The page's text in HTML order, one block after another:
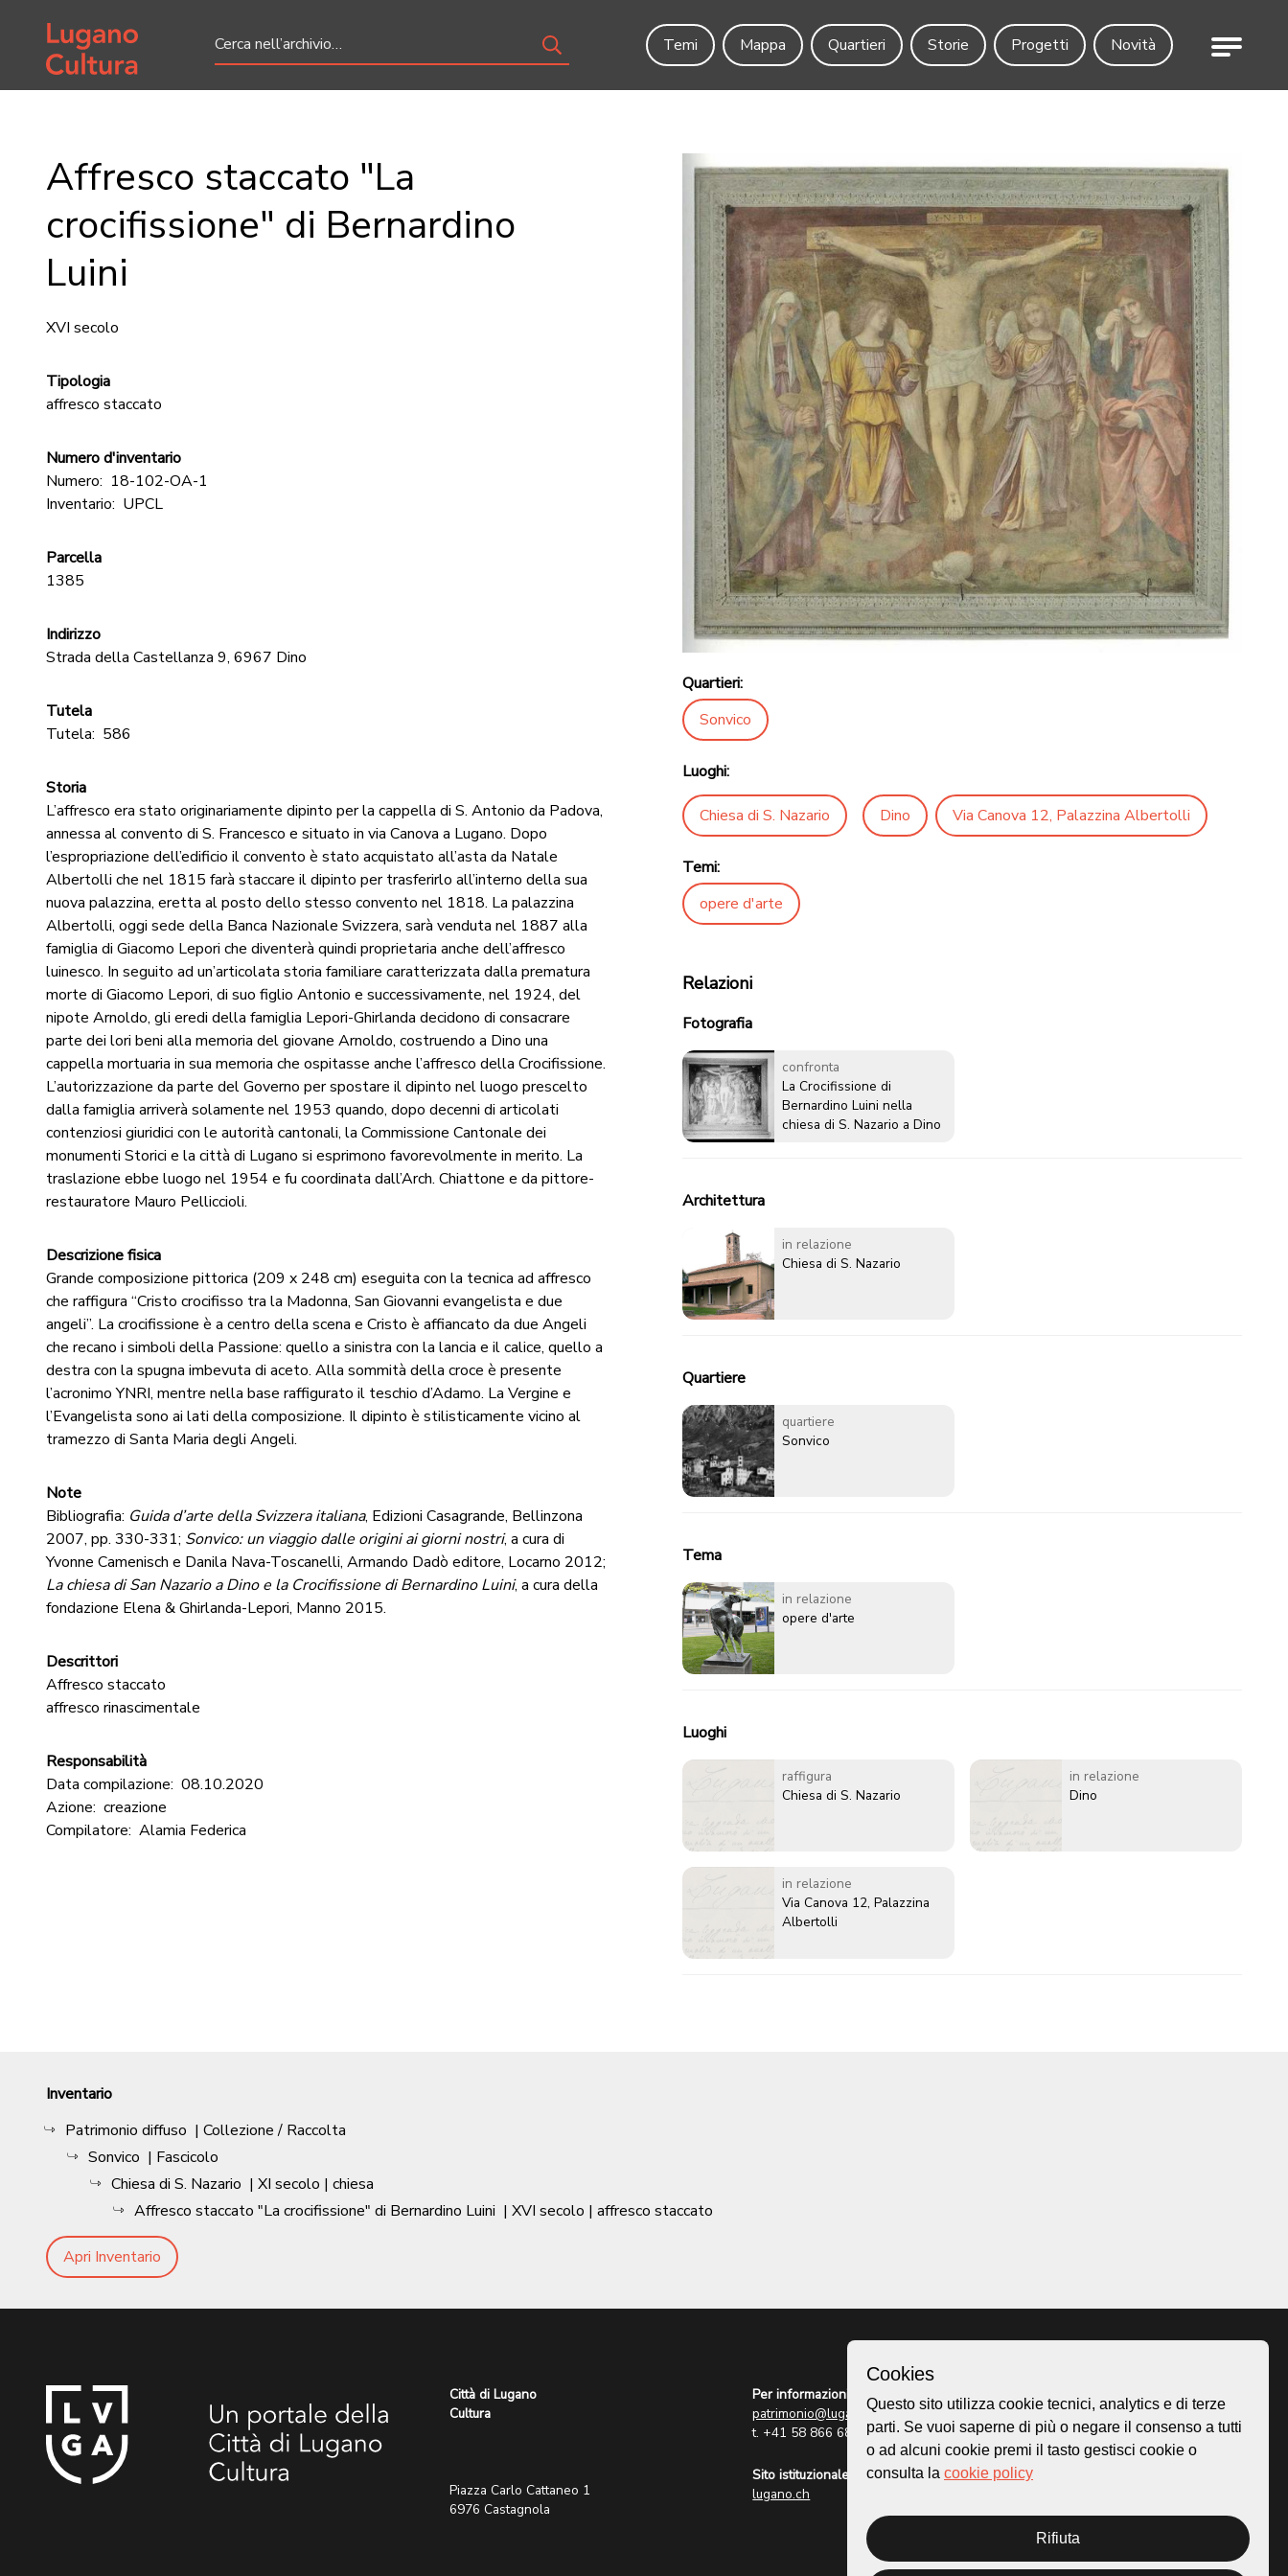
Home page
Temi
Mappa Quartieri Storie Progetti Novità Menu
Affresco staccato "La
crocifissione" di Bernardino
Luini
XVI secolo
Tipologia
affresco staccato
Numero d'inventario
Numero: 18-102-OA-1
Inventario: UPCL
Parcella
1385
Indirizzo
Strada della Castellanza 9, 6967 Dino
Tutela
Tutela: 586
Storia
L’affresco era stato originariamente dipinto per la cappella di S. Antonio da Padova,
annessa al convento di S. Francesco e situato in via Canova a Lugano. Dopo
l’espropriazione dell’edificio il convento è stato acquistato all’asta da Natale
Albertolli che nel 1815 farà staccare il dipinto per trasferirlo all’interno della sua
nuova palazzina, eretta al posto dello stesso convento nel 1818. La palazzina
Albertolli, oggi sede della Banca Nazionale Svizzera, sarà venduta nel 1887 alla
famiglia di Giacomo Lepori che diventerà quindi proprietaria anche dell’affresco
luinesco. In seguito ad un’articolata storia familiare caratterizzata dalla prematura
morte di Giacomo Lepori, di suo figlio Antonio e successivamente, nel 1924, del
nipote Arnoldo, gli eredi della famiglia Lepori-Ghirlanda decidono di consacrare
parte dei lori beni alla memoria del giovane Arnoldo, costruendo a Dino una
cappella mortuaria in sua memoria che ospitasse anche l’affresco della Crocifissione.
L’autorizzazione da parte del Governo per spostare il dipinto nel luogo prescelto
dalla famiglia arriverà solamente nel 1953 quando, dopo decenni di articolati
contenziosi giuridici con le autorità cantonali, la Commissione Cantonale dei
monumenti Storici e la città di Lugano si esprimono favorevolmente in merito. La
traslazione ebbe luogo nel 1954 e fu coordinata dall’Arch. Chiattone e da pittore-
restauratore Mauro Pelliccioli.
Descrizione fisica
Grande composizione pittorica (209 x 248 cm) eseguita con la tecnica ad affresco
che raffigura “Cristo crocifisso tra la Madonna, San Giovanni evangelista e due
angeli”. La crocifissione è a centro della scena e Cristo è affiancato da due Angeli
che recano i simboli della Passione: quello a sinistra con la lancia e il calice, quello a
destra con la spugna imbevuta di aceto. Alla sommità della croce è presente
l’acronimo YNRI, mentre nella base raffigurato il teschio d’Adamo. La Vergine e
l’Evangelista sono ai lati della composizione. Il dipinto è stilisticamente vicino al
tramezzo di Santa Maria degli Angeli.
Note
Bibliografia: Guida d’arte della Svizzera italiana, Edizioni Casagrande, Bellinzona
2007, pp. 330-331; Sonvico: un viaggio dalle origini ai giorni nostri, a cura di
Yvonne Camenisch e Danila Nava-Toscanelli, Armando Dadò editore, Locarno 2012;
La chiesa di San Nazario a Dino e la Crocifissione di Bernardino Luini, a cura della
fondazione Elena & Ghirlanda-Lepori, Manno 2015.
Descrittori
Affresco staccato
affresco rinascimentale
Responsabilità
Data compilazione: 08.10.2020
Azione: creazione
Compilatore: Alamia Federica
Quartieri:
Sonvico
Luoghi:
Chiesa di S. Nazario Dino Via Canova 12, Palazzina Albertolli
Temi:
opere d'arte
Relazioni
Fotografia
confronta
La Crocifissione di
Bernardino Luini nella
chiesa di S. Nazario a Dino
Architettura
in relazione
Chiesa di S. Nazario
Quartiere
quartiere
Sonvico
Tema
in relazione
opere d'arte
Luoghi
raffigura
Chiesa di S. Nazario
in relazione
Dino
in relazione
Via Canova 12, Palazzina
Albertolli
Inventario
Patrimonio diffuso | Collezione / Raccolta
Sonvico | Fascicolo
Chiesa di S. Nazario | XI secolo | chiesa
Affresco staccato "La crocifissione" di Bernardino Luini | XVI secolo | affresco staccato
Apri Inventario
Città di Lugano
Cultura
Piazza Carlo Cattaneo 1
6976 Castagnola
Per informazioni:
patrimonio@lugano.ch
t. +41 58 866 68 50
Sito istituzionale:
lugano.ch
Homepage
Mappa
Storie
Cookies
Questo sito utilizza cookie tecnici, analytics e di terze
parti. Se vuoi saperne di più o negare il consenso a tutti
o ad alcuni cookie premi il tasto gestisci cookie o
consulta la cookie policy
Rifiuta